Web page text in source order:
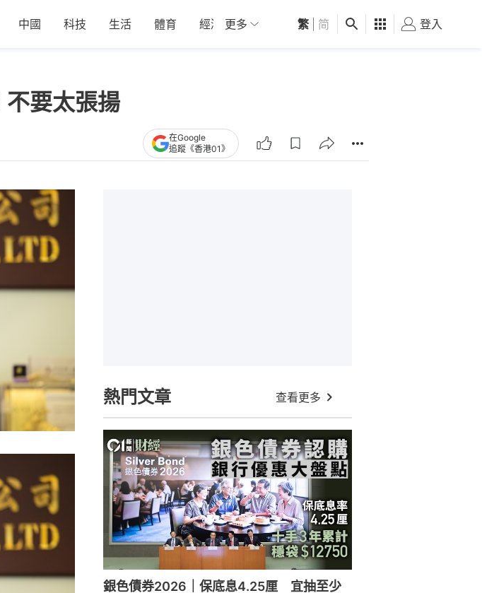
中國 科技 生活 體育 經濟 01深圳 觀點 健康 好食玩飛
更多 繁 简 登入
要太張揚
在Google
追蹤《香港01》
熱門文章 查看更多
銀色債券2026｜保底息4.25厘 宜抽至少